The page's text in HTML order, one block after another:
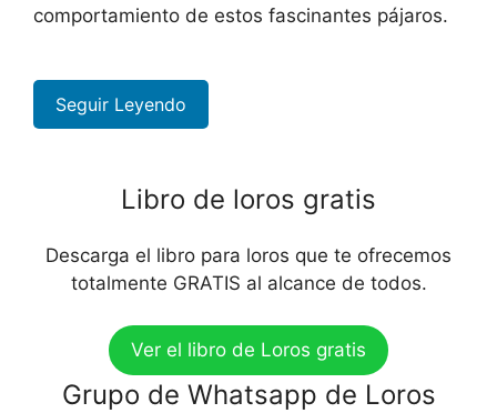
comportamiento de estos fascinantes pájaros.
Seguir Leyendo
Libro de loros gratis
Descarga el libro para loros que te ofrecemos
totalmente GRATIS al alcance de todos.
Ver el libro de Loros gratis
Grupo de Whatsapp de Loros